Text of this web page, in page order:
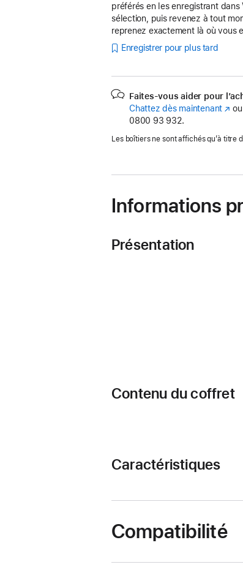
préférés en les enregistrant dans
sélection, puis revenez à tout
reprenez exactement là où vous
Enregistrer pour plus tard
Faites-vous aider pour
Chattez dès maintenant
0800 93 932.
Les boîtiers ne sont affichés qu’à titre
Informations
Présentation
Contenu du coffret
Caractéristiques
Compatibilité